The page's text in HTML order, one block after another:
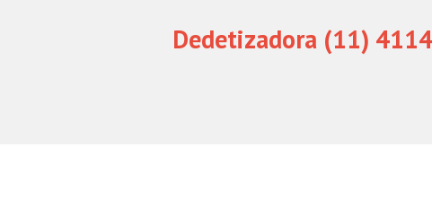
Dedetizadora (11)